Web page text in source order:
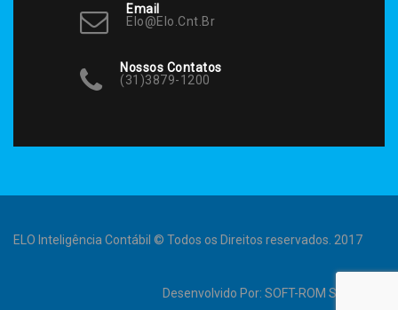
Email
Elo@elo.cnt.br
Nossos Contatos
(31)3879-1200
ELO Inteligência Contábil © Todos os Direitos reservados. 2017
Desenvolvido Por: SOFT-ROM Sistemas